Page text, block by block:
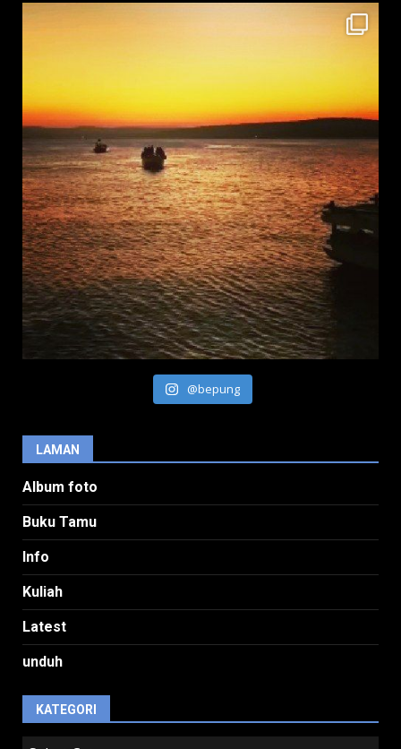
@bepung
LAMAN
Album foto
Buku Tamu
Info
Kuliah
Latest
unduh
KATEGORI